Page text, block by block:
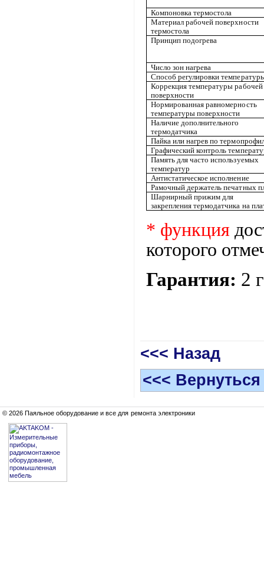
Компоновка термостола
Материал рабочей поверхности
термостола
Принцип подогрева
Число зон нагрева
Способ регулировки
Коррекция температуры рабочей
поверхности
Нормированная равномерность
температуры поверхности
Наличие дополнительного
термодатчика
Пайка или нагрев по
Графический контроль
Память для часто используемых
температур
Антистатическое исполнение
Рамочный держатель печатных
Шарнирный прижим для
закрепления термодатчика на
* функция
которого
Гарантия: 2
<<< Назад
<<<
© 2026 Паяльное оборудование и все для ремонта электроники